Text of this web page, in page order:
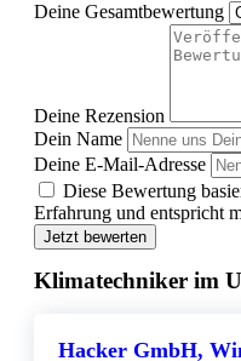
Deine Gesamtbewertung
Deine Rezension
Dein Name
Deine E-Mail-Adresse
Diese Bewertung
Erfahrung und entspricht
Jetzt bewerten
Klimatechniker im
Hacker GmbH,